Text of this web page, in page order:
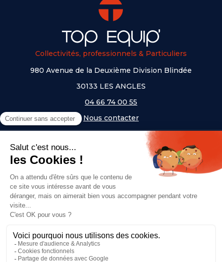
Collectivités, professionnels & Particuliers
980 Avenue de la Deuxième Division Blindée
30133 LES ANGLES
04 66 74 00 55
Nous contacter
NOS UNIVERS
- Serem
- Lifetime
- Mottez